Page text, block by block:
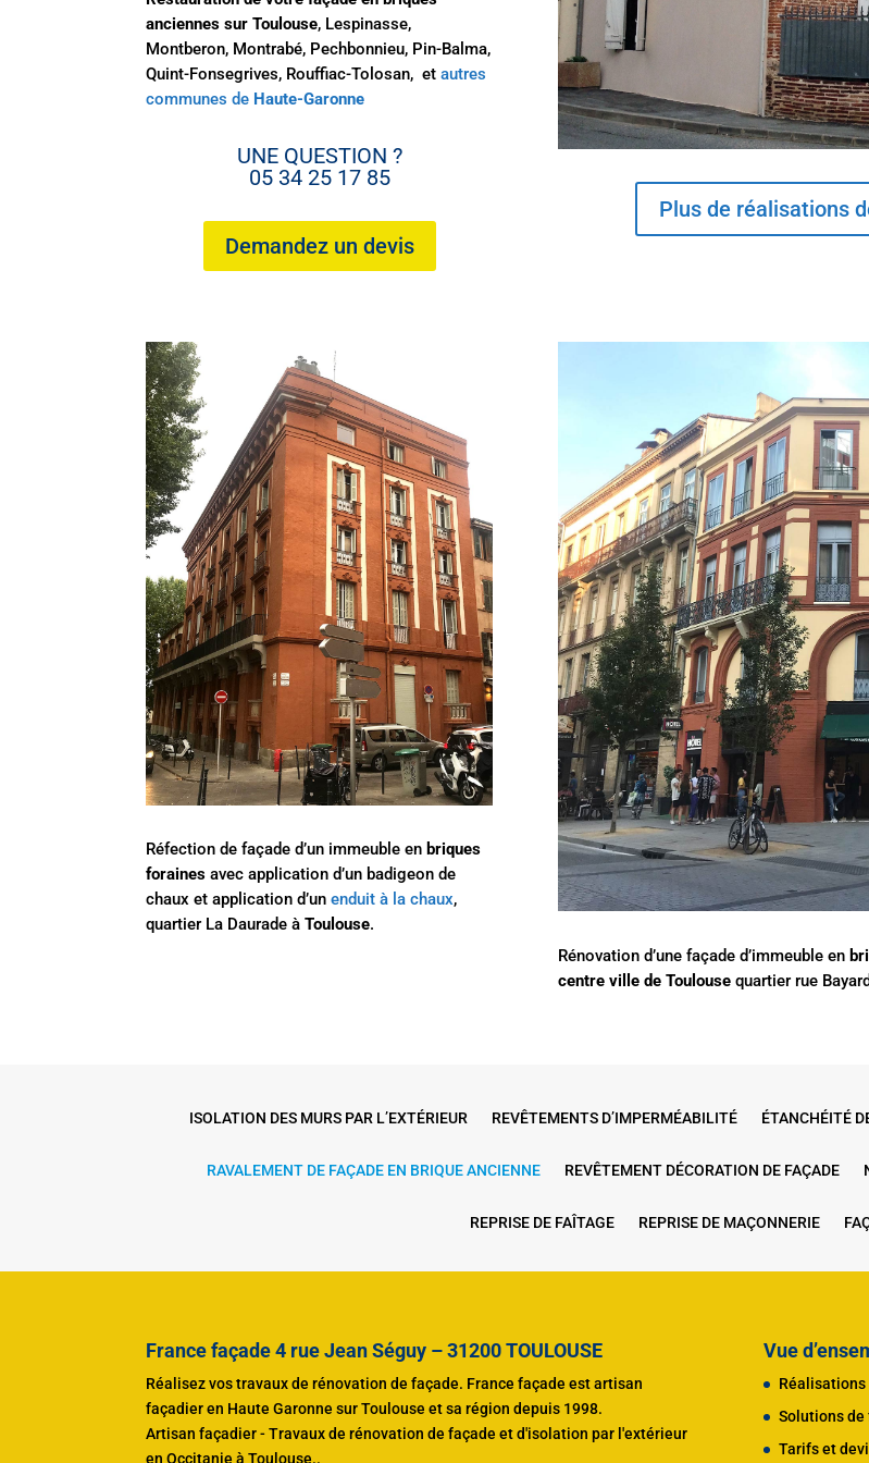
anciennes sur Toulouse, Lespinasse,
Montberon, Montrabé, Pechbonnieu, Pin-Balma,
Quint-Fonsegrives, Rouffiac-Tolosan, etautres
communes de Haute-Garonne
UNE QUESTION ?
05 34 25 17 85
Demandez un devis
Plus de réalisations
Réfection de façade d’un immeuble en briques
foraines avec application d’un badigeon de
chaux et application d’unenduit à la chaux,
quartier La Daurade àToulouse.
Rénovation d’une façade d’immeuble en
centre ville de Toulousequartier rue
ISOLATION DES MURS PAR L’EXTÉRIEUR REVÊTEMENTS D’IMPERMÉABILITÉ ÉTANCHÉITÉ
RAVALEMENT DE FAÇADE EN BRIQUE ANCIENNE REVÊTEMENT DÉCORATION DE FAÇADE
REPRISE DE FAÎTAGE REPRISE DE MAÇONNERIE
France façade 4 rue Jean Séguy – 31200 TOULOUSE
Réalisez vos travaux de rénovation de façade. France façade est artisan
façadier en Haute Garonne sur Toulouse et sa région depuis 1998.
Artisan façadier - Travaux de rénovation de façade et d'isolation par l'extérieur
en Occitanie à Toulouse..
Vue
Réalisations
Solutions de
Tarifs et